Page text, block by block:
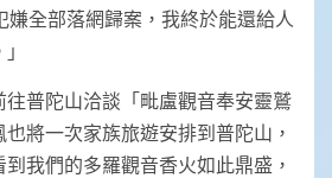
嫌全部落網歸案，我終於能還給人
普陀山洽談「毗盧觀音奉安靈鷲
將一次家族旅遊安排到普陀山，
到我們的多羅觀音香火如此鼎盛，